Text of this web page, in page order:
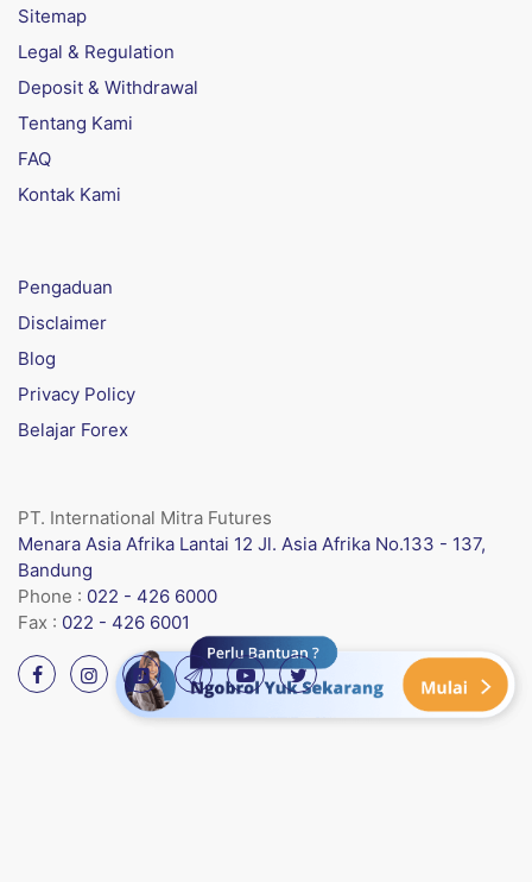
Sitemap
Legal & Regulation
Deposit & Withdrawal
Tentang Kami
FAQ
Kontak Kami
Pengaduan
Disclaimer
Blog
Privacy Policy
Belajar Forex
PT. International Mitra Futures
Menara Asia Afrika Lantai 12 Jl. Asia Afrika No.133 - 137,
Bandung
Phone : 022 - 426 6000
Fax : 022 - 426 6001